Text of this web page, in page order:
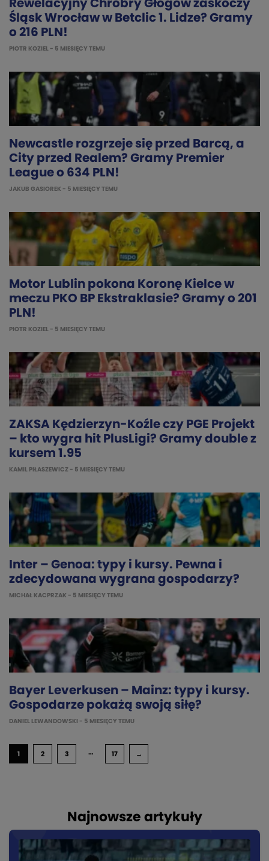
Rewelacyjny Chrobry Głogów zaskoczy
Śląsk Wrocław w Betclic 1. Lidze? Gramy
o 216 PLN!
PIOTR KOZIEL - 5 MIESIĘCY TEMU
Newcastle rozgrzeje się przed Barcą, a
City przed Realem? Gramy Premier
League o 634 PLN!
JAKUB GASIOREK - 5 MIESIĘCY TEMU
Motor Lublin pokona Koronę Kielce w
meczu PKO BP Ekstraklasie? Gramy o 201
PLN!
PIOTR KOZIEL - 5 MIESIĘCY TEMU
ZAKSA Kędzierzyn-Koźle czy PGE Projekt
– kto wygra hit PlusLigi? Gramy double z
kursem 1.95
KAMIL PIŁASZEWICZ - 5 MIESIĘCY TEMU
Inter – Genoa: typy i kursy. Pewna i
zdecydowana wygrana gospodarzy?
MICHAŁ KACPRZAK - 5 MIESIĘCY TEMU
Bayer Leverkusen – Mainz: typy i kursy.
Gospodarze pokażą swoją siłę?
DANIEL LEWANDOWSKI - 5 MIESIĘCY TEMU
1 2 3 … 17 →
Najnowsze artykuły